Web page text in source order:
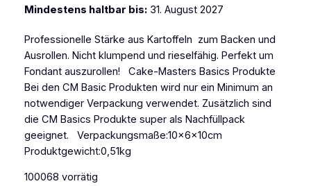
Mindestens haltbar bis:31. August 2027
Professionelle Stärke aus Kartoffeln zum Backen und
Ausrollen. Nicht klumpend und rieselfähig. Perfekt um
Fondant auszurollen! Cake-Masters Basics Produkte
Bei den CM Basic Produkten wird nur ein Minimum an
notwendiger Verpackung verwendet. Zusätzlich sind
die CM Basics Produkte super als Nachfüllpack
geeignet. Verpackungsmaße:10x6x10cm
Produktgewicht:0,51kg
100068 vorrätig